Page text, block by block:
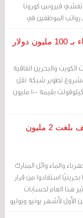
تفشي فيروس كورونا
رواتب الموظفين في
القطاع الخاص لمدة 3 أشهر من صندوق
بدفع فواتير
بفواتير الكهرباء
إضافة إلى عدد من القرارت
والبحرين اتفاقية
تطوير شبكة نقل
الكهرباء جهد 400 كيلوفولت بقيمة 100 مليون
وزير الكهرباء: كلفة تعديل فواتير الصيف بلغت 2 مليون
والماء وائل المبارك
بحرينيًا استفادوا من قرار
هذا العام لحسابات
الأول لأشهر يونيو ويوليو
العام الحالي أكثر